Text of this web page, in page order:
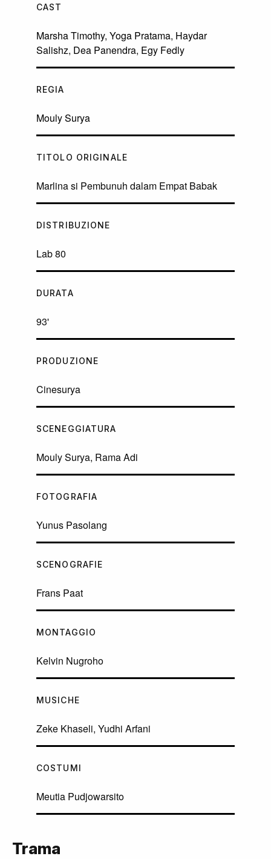
CAST
Marsha Timothy, Yoga Pratama, Haydar
Salishz, Dea Panendra, Egy Fedly
REGIA
Mouly Surya
TITOLO ORIGINALE
Marlina si Pembunuh dalam Empat Babak
DISTRIBUZIONE
Lab 80
DURATA
93'
PRODUZIONE
Cinesurya
SCENEGGIATURA
Mouly Surya, Rama Adi
FOTOGRAFIA
Yunus Pasolang
SCENOGRAFIE
Frans Paat
MONTAGGIO
Kelvin Nugroho
MUSICHE
Zeke Khaseli, Yudhi Arfani
COSTUMI
Meutia Pudjowarsito
Trama